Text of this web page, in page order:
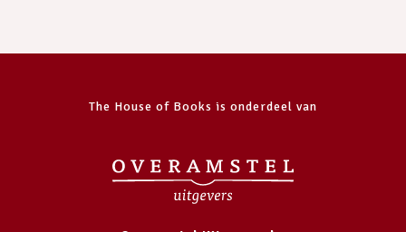
The House of Books is onderdeel van